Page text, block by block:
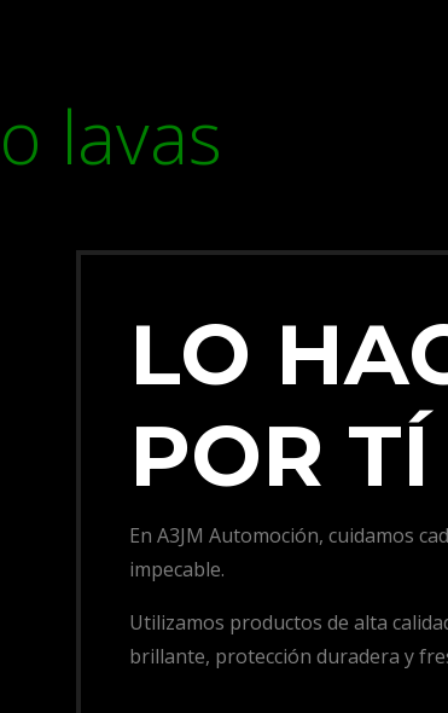
lavas
LO
POR TÍ
En A3JM Automoción, cuidamos
impecable.
Utilizamos productos de alta
brillante, protección duradera y